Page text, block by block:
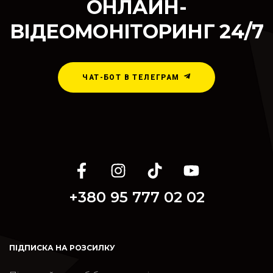
ОНЛАЙН-
ВІДЕОМОНІТОРИНГ 24/7
ЧАТ-БОТ В ТЕЛЕГРАМ
+380 95 777 02 02
ПІДПИСКА НА РОЗСИЛКУ